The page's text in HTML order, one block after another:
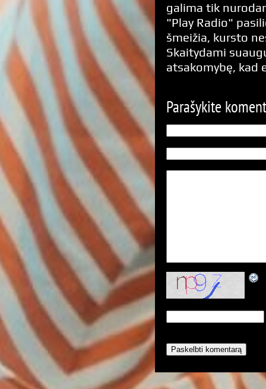
galima tik
"Play Radio"
šmeižia, kursto
Skaitydami
atsakomybę, kad
Parašykite